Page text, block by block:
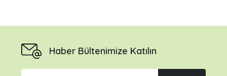
Haber Bültenimize Katılın